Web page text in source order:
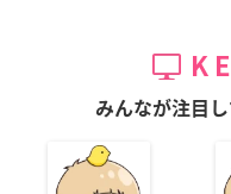
みんなが注目